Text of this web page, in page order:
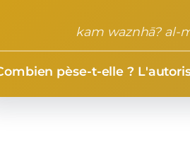
kam waznhā? al-
pèse-t-elle ?